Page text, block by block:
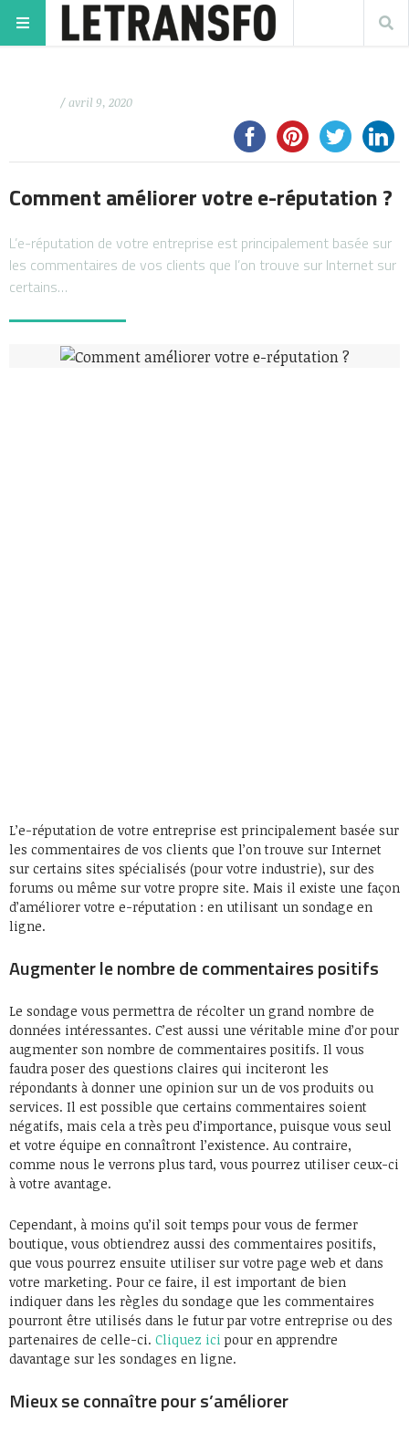
/ avril 9, 2020
Comment améliorer votre e-réputation ?
L’e-réputation de votre entreprise est principalement basée sur
les commentaires de vos clients que l’on trouve sur Internet sur
certains…
L’e-réputation de votre entreprise est principalement basée sur
les commentaires de vos clients que l’on trouve sur Internet
sur certains sites spécialisés (pour votre industrie), sur des
forums ou même sur votre propre site. Mais il existe une façon
d’améliorer votre e-réputation : en utilisant un sondage en
ligne.
Augmenter le nombre de commentaires positifs
Le sondage vous permettra de récolter un grand nombre de
données intéressantes. C’est aussi une véritable mine d’or pour
augmenter son nombre de commentaires positifs. Il vous
faudra poser des questions claires qui inciteront les
répondants à donner une opinion sur un de vos produits ou
services. Il est possible que certains commentaires soient
négatifs, mais cela a très peu d’importance, puisque vous seul
et votre équipe en connaîtront l’existence. Au contraire,
comme nous le verrons plus tard, vous pourrez utiliser ceux-ci
à votre avantage.
Cependant, à moins qu’il soit temps pour vous de fermer
boutique, vous obtiendrez aussi des commentaires positifs,
que vous pourrez ensuite utiliser sur votre page web et dans
votre marketing. Pour ce faire, il est important de bien
indiquer dans les règles du sondage que les commentaires
pourront être utilisés dans le futur par votre entreprise ou des
partenaires de celle-ci. Cliquez ici pour en apprendre
davantage sur les sondages en ligne.
Mieux se connaître pour s’améliorer